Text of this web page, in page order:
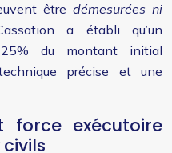
être démesurées ni
a établi qu’un
du montant initial
précise et une
force exécutoire